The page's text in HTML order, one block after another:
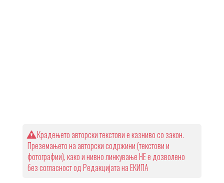
Крадењето авторски текстови е казниво со закон.
Преземањето на авторски содржини (текстови и
фотографии), како и нивно линкување НЕ е дозволено
без согласност од Редакцијата на ЕКИПА